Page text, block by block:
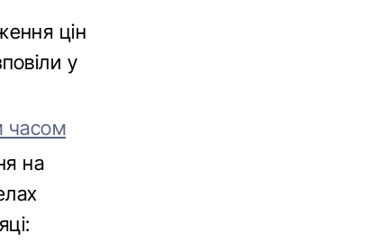
цін
у
часом
на